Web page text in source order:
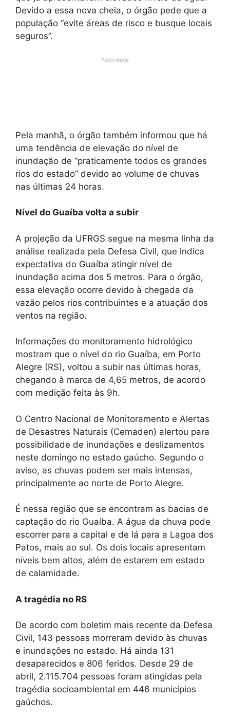
Devido a essa nova cheia, o órgão pede que a
população “evite áreas de risco e busque locais
seguros”.
Publicidade
Pela manhã, o órgão também informou que há
uma tendência de elevação do nível de
inundação de “praticamente todos os grandes
rios do estado” devido ao volume de chuvas
nas últimas 24 horas.
Nível do Guaíba volta a subir
A projeção da UFRGS segue na mesma linha da
análise realizada pela Defesa Civil, que indica
expectativa do Guaíba atingir nível de
inundação acima dos 5 metros. Para o órgão,
essa elevação ocorre devido à chegada da
vazão pelos rios contribuintes e a atuação dos
ventos na região.
Informações do monitoramento hidrológico
mostram que o nível do rio Guaíba, em Porto
Alegre (RS), voltou a subir nas últimas horas,
chegando à marca de 4,65 metros, de acordo
com medição feita às 9h.
O Centro Nacional de Monitoramento e Alertas
de Desastres Naturais (Cemaden) alertou para
possibilidade de inundações e deslizamentos
neste domingo no estado gaúcho. Segundo o
aviso, as chuvas podem ser mais intensas,
principalmente ao norte de Porto Alegre.
É nessa região que se encontram as bacias de
captação do rio Guaíba. A água da chuva pode
escorrer para a capital e de lá para a Lagoa dos
Patos, mais ao sul. Os dois locais apresentam
níveis bem altos, além de estarem em estado
de calamidade.
A tragédia no RS
De acordo com boletim mais recente da Defesa
Civil, 143 pessoas morreram devido às chuvas
e inundações no estado. Há ainda 131
desaparecidos e 806 feridos. Desde 29 de
abril, 2.115.704 pessoas foram atingidas pela
tragédia socioambiental em 446 municípios
gaúchos.